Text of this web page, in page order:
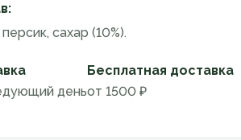
сахар (10%).
день
Бесплатная доставка
от 1500 ₽